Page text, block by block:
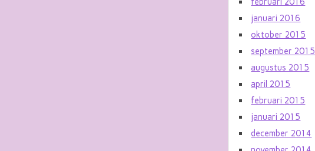
januari 2016
oktober 2015
september 2015
augustus 2015
april 2015
februari 2015
januari 2015
december 2014